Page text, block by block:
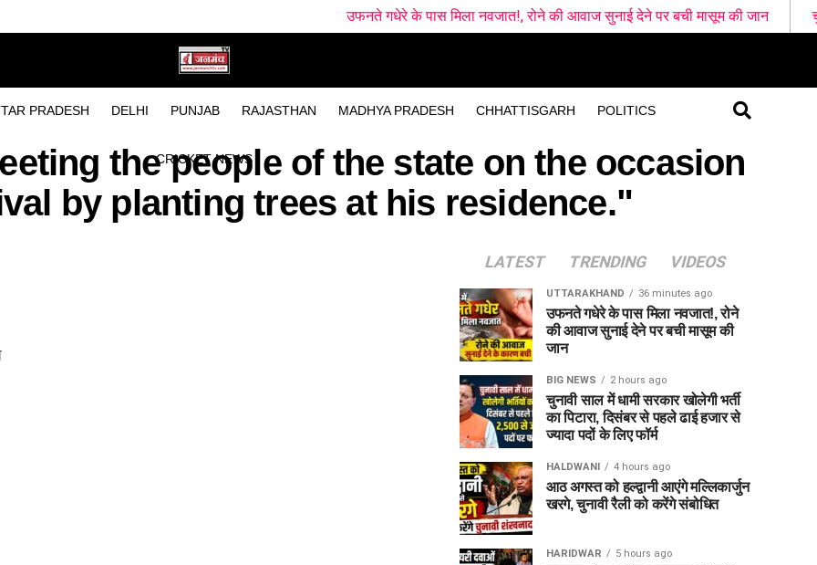
PRADESH DELHI PUNJAB RAJASTHAN MADHYA PRADESH CHHATTISGARH POLITICS
CRICKET NEWS
उफनते गधेरे के पास मिला नवजात!, रोने की आवाज सुनाई देने पर बची मासूम की जान चुनावी साल में
the people of the state on the occasion
by planting trees at his residence."
LATEST TRENDING VIDEOS
UTTARAKHAND 36 minutes ago
उफनते गधेरे के पास मिला नवजात!, रोने
की आवाज सुनाई देने पर बची मासूम की
जान
BIG NEWS 2 hours ago
चुनावी साल में धामी सरकार खोलेगी भर्ती
का पिटारा, दिसंबर से पहले ढाई हजार से
ज्यादा पदों के लिए फॉर्म
HALDWANI 4 hours ago
आठ अगस्त को हल्द्वानी आएंगे मल्लिकार्जुन
खरगे, चुनावी रैली को करेंगे संबोधित
HARIDWAR 5 hours ago